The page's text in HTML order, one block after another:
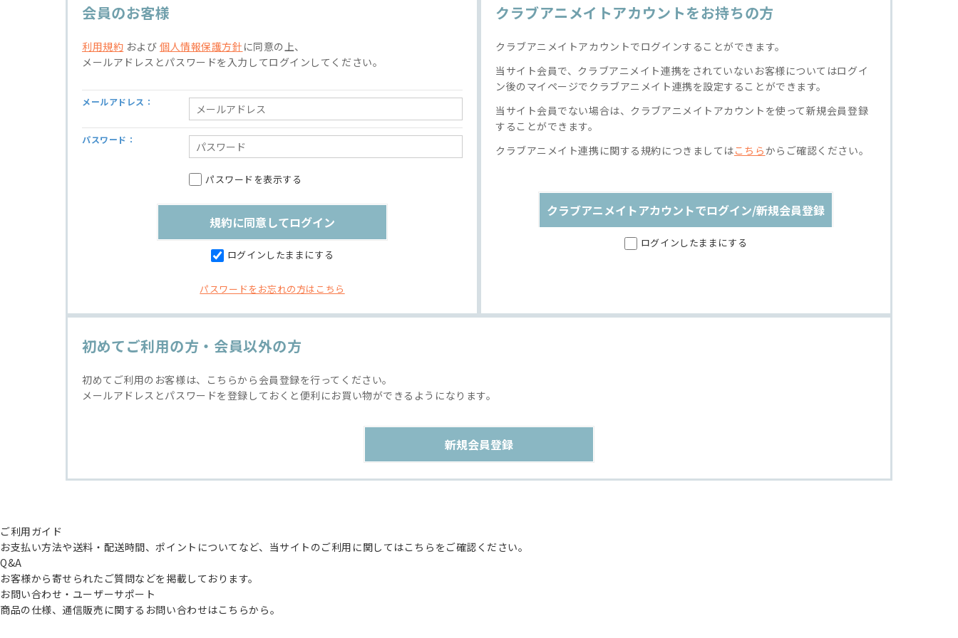
会員のお客様
利用規約 および個人情報保護方針 に同意の上、
メールアドレスとパスワードを入力してログインしてください。
メールアドレス：
パスワード：
パスワードを表示する
ログインしたままにする
パスワードをお忘れの方はこちら
クラブアニメイトアカウントをお持ちの方
クラブアニメイトアカウントでログインすることができます。
当サイト会員で、クラブアニメイト連携をされていないお客様についてはログイ
ン後のマイページでクラブアニメイト連携を設定することができます。
当サイト会員でない場合は、クラブアニメイトアカウントを使って新規会員登録
することができます。
クラブアニメイト連携に関する規約につきましてはこちらからご確認ください。
クラブアニメイトアカウントでログイン/新規会員登録
ログインしたままにする
初めてご利用の方・会員以外の方
初めてご利用のお客様は、こちらから会員登録を行ってください。
メールアドレスとパスワードを登録しておくと便利にお買い物ができるようになります。
ご利用ガイド
お支払い方法や送料・配送時間、ポイントについてなど、当サイトのご利用に関してはこちらをご確認ください。
Q&A
お客様から寄せられたご質問などを掲載しております。
お問い合わせ・ユーザーサポート
商品の仕様、通信販売に関するお問い合わせはこちらから。